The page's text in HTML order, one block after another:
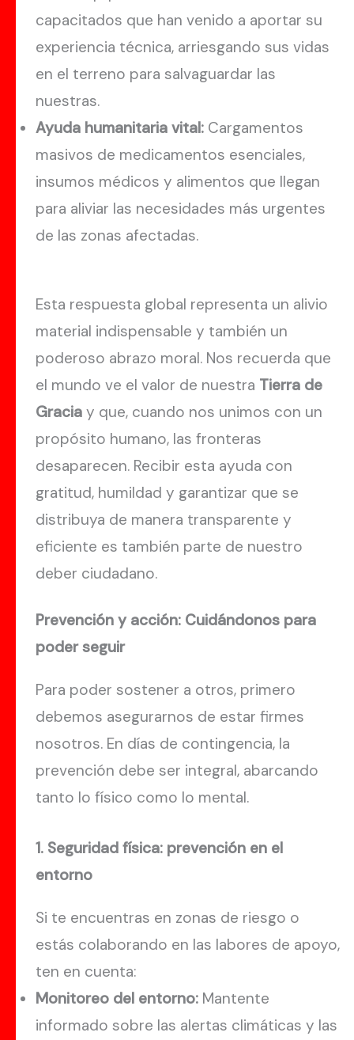
capacitados que han venido a aportar su
experiencia técnica, arriesgando sus vidas
en el terreno para salvaguardar las
nuestras.
Ayuda humanitaria vital: Cargamentos
masivos de medicamentos esenciales,
insumos médicos y alimentos que llegan
para aliviar las necesidades más urgentes
de las zonas afectadas.
Esta respuesta global representa un alivio
material indispensable y también un
poderoso abrazo moral. Nos recuerda que
el mundo ve el valor de nuestra Tierra de
Gracia y que, cuando nos unimos con un
propósito humano, las fronteras
desaparecen. Recibir esta ayuda con
gratitud, humildad y garantizar que se
distribuya de manera transparente y
eficiente es también parte de nuestro
deber ciudadano.
Prevención y acción: Cuidándonos para
poder seguir
Para poder sostener a otros, primero
debemos asegurarnos de estar firmes
nosotros. En días de contingencia, la
prevención debe ser integral, abarcando
tanto lo físico como lo mental.
1. Seguridad física: prevención en el
entorno
Si te encuentras en zonas de riesgo o
estás colaborando en las labores de apoyo,
ten en cuenta:
Monitoreo del entorno: Mantente
informado sobre las alertas climáticas y las